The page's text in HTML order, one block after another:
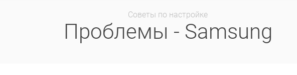
Советы по настройке
Проблемы - Samsung